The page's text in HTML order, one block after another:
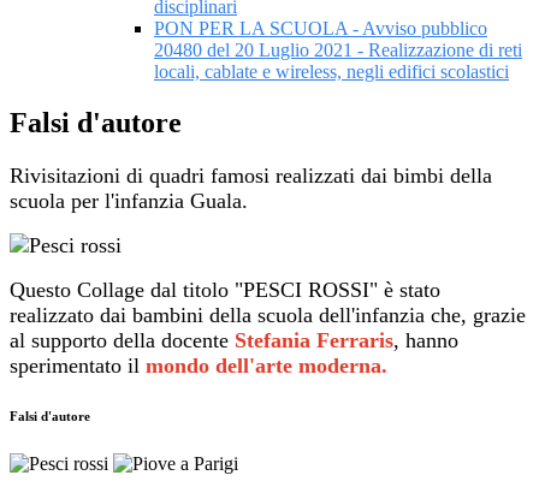
disciplinari
PON PER LA SCUOLA - Avviso pubblico
20480 del 20 Luglio 2021 - Realizzazione di reti
locali, cablate e wireless, negli edifici scolastici
Falsi d'autore
Rivisitazioni di quadri famosi realizzati dai bimbi della
scuola per l'infanzia Guala.
Questo Collage dal titolo "PESCI ROSSI" è stato
realizzato dai bambini della scuola dell'infanzia che, grazie
al supporto della docente Stefania Ferraris, hanno
sperimentato il mondo dell'arte moderna.
Falsi d'autore